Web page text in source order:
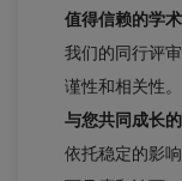
值得信赖的学
我们的同行评
谨性和相关性。
与您共同成长
依托稳定的影